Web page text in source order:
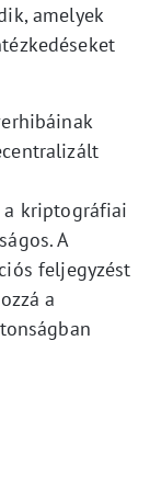
amelyek
a kriptográfiai
A
feljegyzést
a